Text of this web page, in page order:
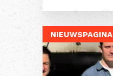
NIEUWSPAGINA